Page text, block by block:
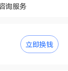
询服务
立即换钱